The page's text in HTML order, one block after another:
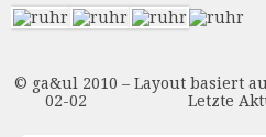
© ga&ul 2010 – Layout basiert
02-02 Letzte